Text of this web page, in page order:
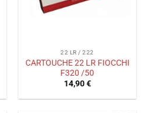
22 LR / 222
CARTOUCHE 22 LR FIOCCHI
F320 /50
14,90€